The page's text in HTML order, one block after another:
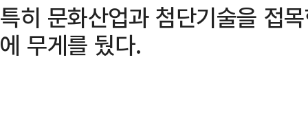
특히 문화산업과 첨단기술을 접
에 무게를 뒀다.